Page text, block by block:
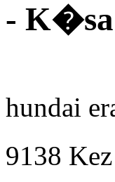
- K�sa
hundai
9138